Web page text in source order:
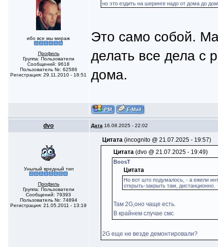
ибо все мы мираж
Профиль
Группа: Пользователи
Сообщений: 9618
Пользователь №: 62586
Регистрация: 29.11.2010 - 18:51
но это ездить на шеринге надо от дома до
Это само собой.
делать все дела с
дома.
dvo Дата 16.08.2025 - 22:02
Унылый вредный тип
Профиль
Группа: Пользователи
Сообщений: 79393
Пользователь №: 74894
Регистрация: 21.05.2011 - 13:19
Цитата (incognito @ 21.07.2025 - 19:57)
Цитата(dvo @ 21.07.2025 - 19:49)
BoosT
Цитата
Но вот што подумалось, - а ежели
открыть-закрыть там, дистанционно.
Там 2G,оно чаще есть.
В крайнем случае смс
2G еще не везде демонтировали?